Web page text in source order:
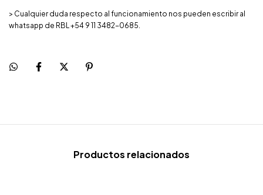
> Cualquier duda respecto al funcionamiento nos pueden escribir al
whatsapp de RBL +54 9 11 3482-0685.
Productos relacionados